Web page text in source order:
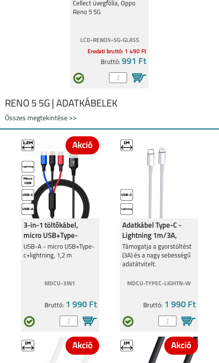
Cellect üvegfólia, Oppo
Reno 5 5G
LCD-RENO5-5G-GLASS
Eredeti bruttó: 1 490 Ft
Bruttó: 991 Ft
RENO 5 5G | ADATKÁBELEK
Összes megtekintése >>
3-in-1 töltőkábel,
micro USB+Type-
c+lightning
USB-A - micro USB+Type-
c+lightning, 1,2 m
MDCU-3IN1
Bruttó: 1 990 Ft
Adatkábel Type-C -
Lightning 1m/3A,
Fehér
Támogatja a gyorstöltést
(3A) és a nagy sebességű
adatátvitelt.
MDCU-TYPEC-LIGHTN-W
Bruttó: 1 990 Ft